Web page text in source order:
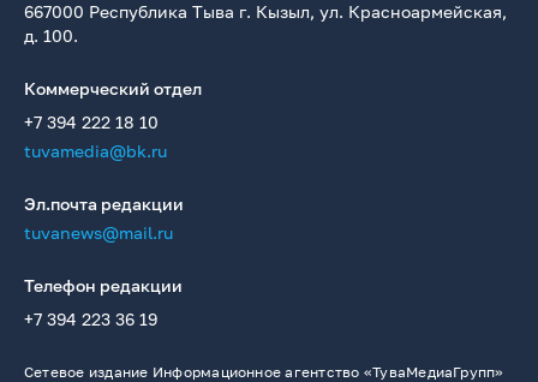
667000 Республика Тыва г. Кызыл, ул. Красноармейская,
д. 100.
Коммерческий отдел
+7 394 222 18 10
tuvamedia@bk.ru
Эл.почта редакции
tuvanews@mail.ru
Телефон редакции
+7 394 223 36 19
Сетевое издание Информационное агентство «ТуваМедиаГрупп»